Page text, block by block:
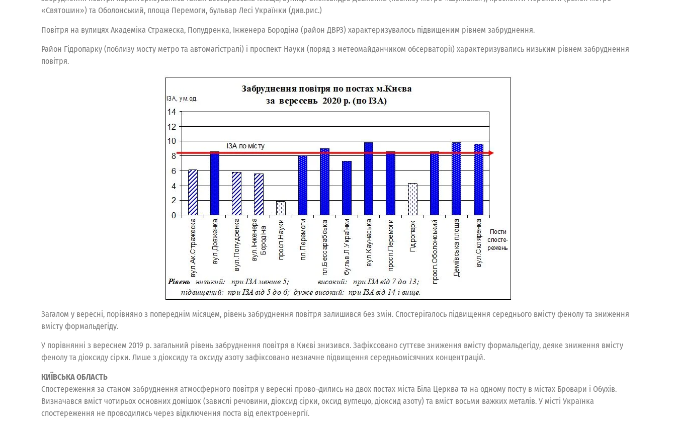
«Святошин») та Оболонський, площа Перемоги, бульвар Лесі Українки (див.рис.)
Повітря на вулицях Академіка Стражеска, Попудренка, Інженера Бородіна (район ДВРЗ) характеризувалось підвищеним рівнем забруднення.
Район Гідропарку (поблизу мосту метро та автомагістралі) і проспект Науки (поряд з метеомайданчиком обсерваторії) характеризувались низьким рівнем забруднення
повітря.
Загалом у вересні, порівняно з попереднім місяцем, рівень забруднення повітря залишився без змін. Спостерігалось підвищення середнього вмісту фенолу та зниження
вмісту формальдегіду.
У порівнянні з вереснем 2019 р. загальний рівень забруднення повітря в Києві знизився. Зафіксовано суттєве зниження вмісту формальдегіду, деяке зниження вмісту
фенолу та діоксиду сірки. Лише з діоксиду та оксиду азоту зафіксовано незначне підвищення середньомісячних концентрацій.
КИЇВСЬКА ОБЛАСТЬ
Спостереження за станом забруднення атмосферного повітря у вересні прово¬дились на двох постах міста Біла Церква та на одному посту в містах Бровари і Обухів.
Визначався вміст чотирьох основних домішок (завислі речовини, діоксид сірки, оксид вуглецю, діоксид азоту) та вміст восьми важких металів. У місті Українка
спостереження не проводились через відключення поста від електроенергії.